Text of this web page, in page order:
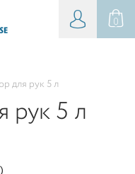
0
для рук 5 л
рук 5 л
)